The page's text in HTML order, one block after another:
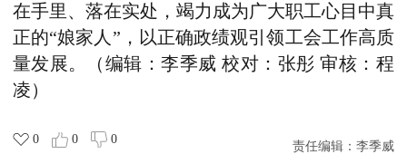
在手里、落在实处，竭力成为广大职工心目中真
正的“娘家人”，以正确政绩观引领工会工作高质
量发展。
（编辑：李季威 校对：张彤 审核：程
凌）
0 0 0
责任编辑： 李季威